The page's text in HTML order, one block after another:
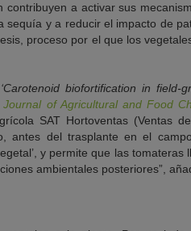
a activar sus
y a reducir el impacto de
proceso por el que los
‘Carotenoid biofortification in
Journal of Agricultural and Food
SAT Hortoventas (Ventas
antes del trasplante en el
y permite que las
ambientales posteriores”,